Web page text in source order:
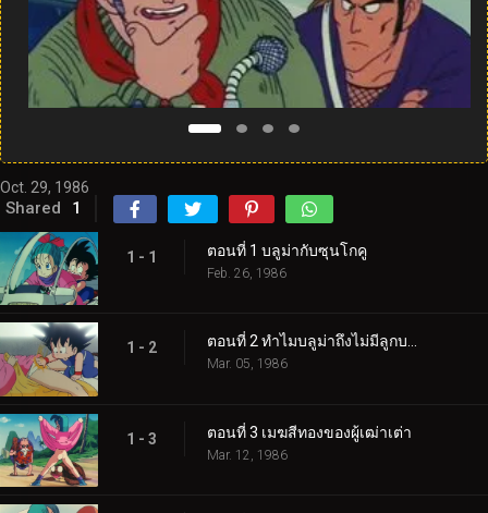
Oct. 29, 1986
Shared 1
1 - 1 ตอนที่ 1 บลูม่ากับซุนโกคู
Feb. 26, 1986
1 - 2 ตอนที่ 2 ทำไมบลูม่าถึงไม่มีลูกบอล
Mar. 05, 1986
1 - 3 ตอนที่ 3 เมฆสีทองของผู้เฒ่าเต่า
Mar. 12, 1986